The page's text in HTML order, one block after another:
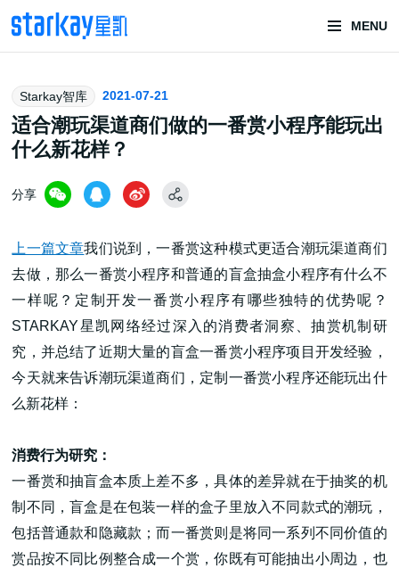
MENU
头部潮玩
技术服务商
潮玩技术解决方案
头部潮玩盲盒/谷子卡牌/二次元手办抽赏开发
一番赏/魔力赏/福袋抽赏/宝箱赏/无限赏
高端网站建设
Starkay智库 2021-07-21
适合潮玩渠道商们做的一番赏小程序能玩出
什么新花样？
分享
上一篇文章我们说到，一番赏这种模式更适合潮玩渠道商们
去做，那么一番赏小程序和普通的盲盒抽盒小程序有什么不
一样呢？定制开发一番赏小程序有哪些独特的优势呢？
STARKAY星凯网络经过深入的消费者洞察、抽赏机制研
究，并总结了近期大量的盲盒一番赏小程序项目开发经验，
今天就来告诉潮玩渠道商们，定制一番赏小程序还能玩出什
么新花样：
消费行为研究：
一番赏和抽盲盒本质上差不多，具体的差异就在于抽奖的机
制不同，盲盒是在包装一样的盒子里放入不同款式的潮玩，
包括普通款和隐藏款；而一番赏则是将同一系列不同价值的
赏品按不同比例整合成一个赏，你既有可能抽出小周边，也